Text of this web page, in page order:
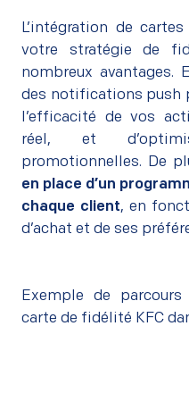
L’intégration de
votre stratégie de
nombreux avantages.
des notifications push
l’efficacité de vos
réel, et
promotionnelles. De
en place d’un
chaque client, en
d’achat et de ses
Exemple de
carte de fidélité KFC